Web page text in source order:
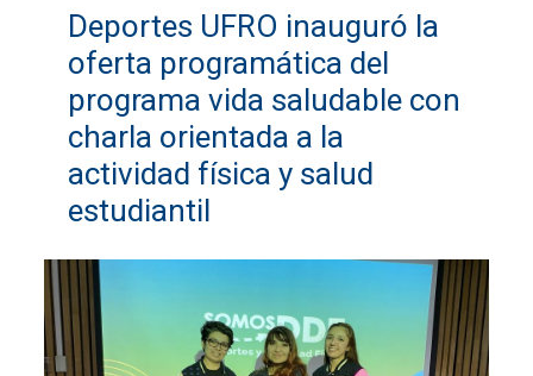
Deportes UFRO inauguró la
oferta programática del
programa vida saludable con
charla orientada a la
actividad física y salud
estudiantil